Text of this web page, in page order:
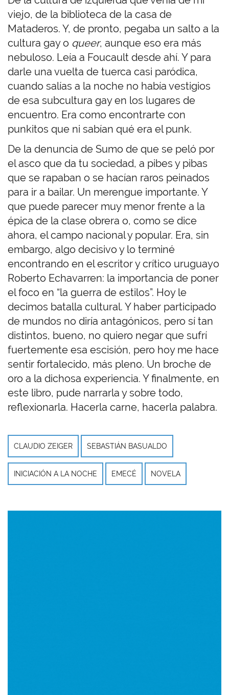
viejo, de la biblioteca de la casa de
Mataderos. Y, de pronto, pegaba un salto a la
cultura gay o queer, aunque eso era más
nebuloso. Leía a Foucault desde ahí. Y para
darle una vuelta de tuerca casi paródica,
cuando salías a la noche no había vestigios
de esa subcultura gay en los lugares de
encuentro. Era como encontrarte con
punkitos que ni sabían qué era el punk.
De la denuncia de Sumo de que se peló por
el asco que da tu sociedad, a pibes y pibas
que se rapaban o se hacían raros peinados
para ir a bailar. Un merengue importante. Y
que puede parecer muy menor frente a la
épica de la clase obrera o, como se dice
ahora, el campo nacional y popular. Era, sin
embargo, algo decisivo y lo terminé
encontrando en el escritor y crítico uruguayo
Roberto Echavarren: la importancia de poner
el foco en “la guerra de estilos”. Hoy le
decimos batalla cultural. Y haber participado
de mundos no diría antagónicos, pero sí tan
distintos, bueno, no quiero negar que sufrí
fuertemente esa escisión, pero hoy me hace
sentir fortalecido, más pleno. Un broche de
oro a la dichosa experiencia. Y finalmente, en
este libro, pude narrarla y sobre todo,
reflexionarla. Hacerla carne, hacerla palabra.
CLAUDIO ZEIGER SEBASTIÁN BASUALDO
INICIACIÓN A LA NOCHE EMECÉ NOVELA